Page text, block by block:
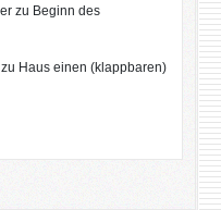
zu Beginn des
Haus einen (klappbaren)